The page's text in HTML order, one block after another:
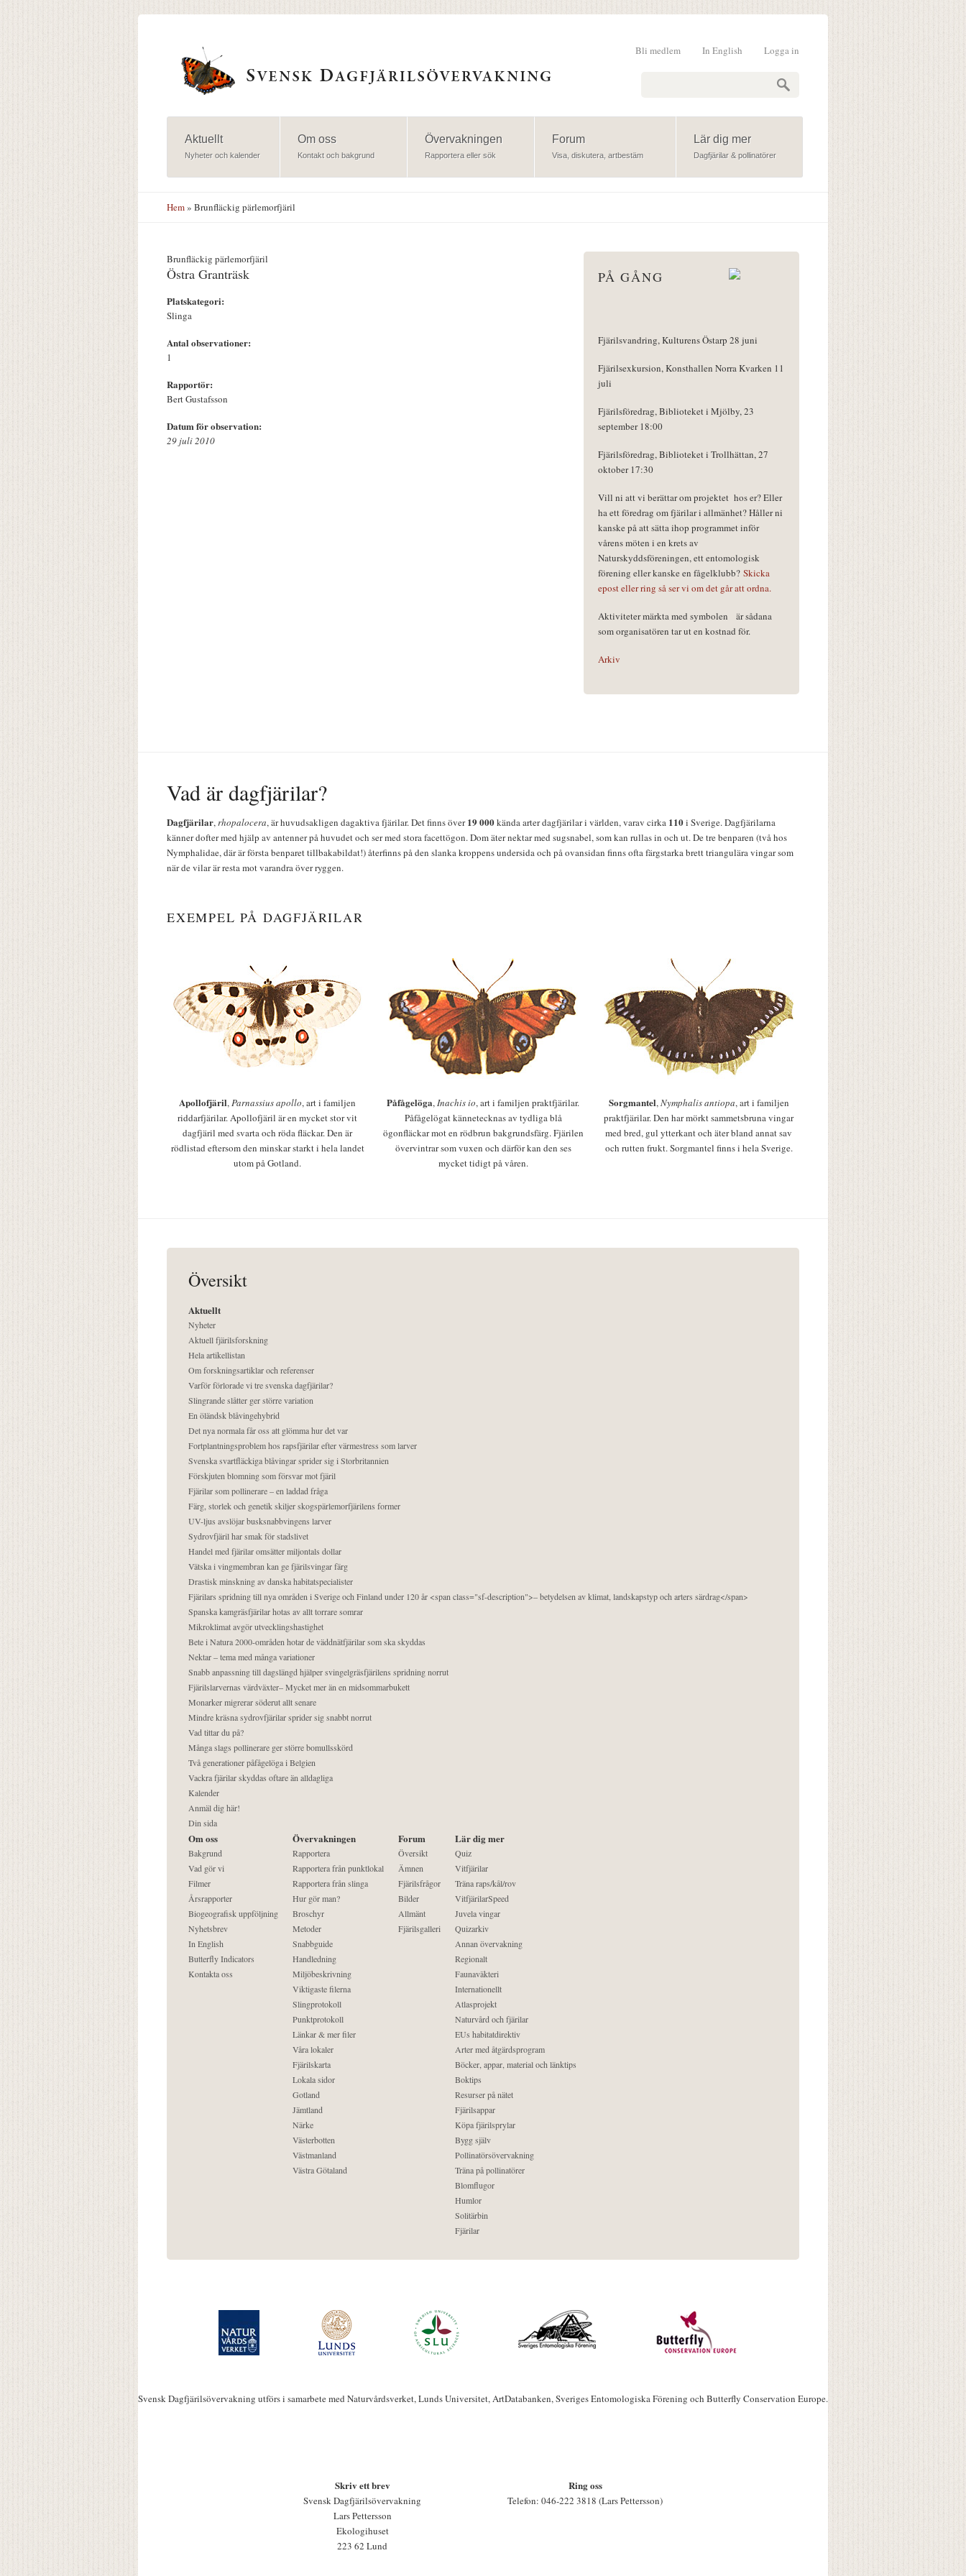
Logga in
In English
Bli medlem
Aktuellt
Nyheter och kalender
Om oss
Kontakt och bakgrund
Övervakningen
Rapportera eller sök
Forum
Visa, diskutera, artbestäm
Lär dig mer
Dagfjärilar & pollinatörer
Hem» Brunfläckig pärlemorfjäril
Brunfläckig pärlemorfjäril
Östra Granträsk
Platskategori:
Slinga
Antal observationer:
1
Rapportör:
Bert Gustafsson
Datum för observation:
29 juli 2010
PÅ GÅNG
Fjärilsvandring, Kulturens Östarp 28 juni
Fjärilsexkursion, Konsthallen Norra Kvarken 11
juli
Fjärilsföredrag, Biblioteket i Mjölby, 23
september 18:00
Fjärilsföredrag, Biblioteket i Trollhättan, 27
oktober 17:30
Vill ni att vi berättar om projektet hos er? Eller
ha ett föredrag om fjärilar i allmänhet? Håller ni
kanske på att sätta ihop programmet inför
vårens möten i en krets av
Naturskyddsföreningen, ett entomologisk
förening eller kanske en fågelklubb? Skicka
epost eller ring så ser vi om det går att ordna.
Aktiviteter märkta med symbolen
är sådana
som organisatören tar ut en kostnad för.
Arkiv
Vad är dagfjärilar?
Dagfjärilar,rhopalocera, är huvudsakligen dagaktiva fjärilar. Det finns över19 000kända arter dagfjärilar i världen, varav cirka 110i Sverige. Dagfjärilarna
känner dofter med hjälp av antenner på huvudet och ser med stora facettögon. Dom äter nektar med sugsnabel, som kan rullas in och ut. De tre benparen (två hos
Nymphalidae, där är första benparet tillbakabildat!) återfinns på den slanka kroppens undersida och på ovansidan finns ofta färgstarka brett triangulära vingar som
när de vilar är resta mot varandra över ryggen.
EXEMPEL PÅ DAGFJÄRILAR
Apollofjäril,Parnassius apollo, art i familjen
riddarfjärilar. Apollofjäril är en mycket stor vit
dagfjäril med svarta och röda fläckar. Den är
rödlistad eftersom den minskar starkt i hela landet
utom på Gotland.
Påfågelöga,Inachis io, art i familjen praktfjärilar.
Påfågelögat kännetecknas av tydliga blå
ögonfläckar mot en rödbrun bakgrundsfärg. Fjärilen
övervintrar som vuxen och därför kan den ses
mycket tidigt på våren.
Sorgmantel,Nymphalis antiopa, art i familjen
praktfjärilar. Den har mörkt sammetsbruna vingar
med bred, gul ytterkant och äter bland annat sav
och rutten frukt. Sorgmantel finns i hela Sverige.
Översikt
Aktuellt
Nyheter
Aktuell fjärilsforskning
Hela artikellistan
Om forskningsartiklar och referenser
Varför förlorade vi tre svenska dagfjärilar?
Slingrande slåtter ger större variation
En öländsk blåvingehybrid
Det nya normala får oss att glömma hur det var
Fortplantningsproblem hos rapsfjärilar efter värmestress som larver
Svenska svartfläckiga blåvingar sprider sig i Storbritannien
Förskjuten blomning som försvar mot fjäril
Fjärilar som pollinerare – en laddad fråga
Färg, storlek och genetik skiljer skogspärlemorfjärilens former
UV-ljus avslöjar busksnabbvingens larver
Sydrovfjäril har smak för stadslivet
Handel med fjärilar omsätter miljontals dollar
Vätska i vingmembran kan ge fjärilsvingar färg
Drastisk minskning av danska habitatspecialister
Fjärilars spridning till nya områden i Sverige och Finland under 120 år <span class="sf-description">– betydelsen av klimat, landskapstyp och arters särdrag</span>
Spanska kamgräsfjärilar hotas av allt torrare somrar
Mikroklimat avgör utvecklingshastighet
Bete i Natura 2000-områden hotar de väddnätfjärilar som ska skyddas
Nektar – tema med många variationer
Snabb anpassning till dagslängd hjälper svingelgräsfjärilens spridning norrut
Fjärilslarvernas värdväxter– Mycket mer än en midsommarbukett
Monarker migrerar söderut allt senare
Mindre kräsna sydrovfjärilar sprider sig snabbt norrut
Vad tittar du på?
Många slags pollinerare ger större bomullsskörd
Två generationer påfågelöga i Belgien
Vackra fjärilar skyddas oftare än alldagliga
Kalender
Anmäl dig här!
Din sida
Om oss
Bakgrund
Vad gör vi
Filmer
Årsrapporter
Biogeografisk uppföljning
Nyhetsbrev
In English
Butterfly Indicators
Kontakta oss
Övervakningen
Rapportera
Rapportera från punktlokal
Rapportera från slinga
Hur gör man?
Broschyr
Metoder
Snabbguide
Handledning
Miljöbeskrivning
Viktigaste filerna
Slingprotokoll
Punktprotokoll
Länkar & mer filer
Våra lokaler
Fjärilskarta
Lokala sidor
Gotland
Jämtland
Närke
Västerbotten
Västmanland
Västra Götaland
Forum
Översikt
Ämnen
Fjärilsfrågor
Bilder
Allmänt
Fjärilsgalleri
Lär dig mer
Quiz
Vitfjärilar
Träna raps/kål/rov
VitfjärilarSpeed
Juvela vingar
Quizarkiv
Annan övervakning
Regionalt
Faunaväkteri
Internationellt
Atlasprojekt
Naturvård och fjärilar
EUs habitatdirektiv
Arter med åtgärdsprogram
Böcker, appar, material och länktips
Boktips
Resurser på nätet
Fjärilsappar
Köpa fjärilsprylar
Bygg själv
Pollinatörsövervakning
Träna på pollinatörer
Blomflugor
Humlor
Solitärbin
Fjärilar
Svensk Dagfjärilsövervakning utförs i samarbete med Naturvårdsverket, Lunds Universitet, ArtDatabanken, Sveriges Entomologiska Förening och Butterfly Conservation Europe.
Skriv ett brev
Svensk Dagfjärilsövervakning
Lars Pettersson
Ekologihuset
223 62 Lund
Ring oss
Telefon: 046-222 3818 (Lars Pettersson)